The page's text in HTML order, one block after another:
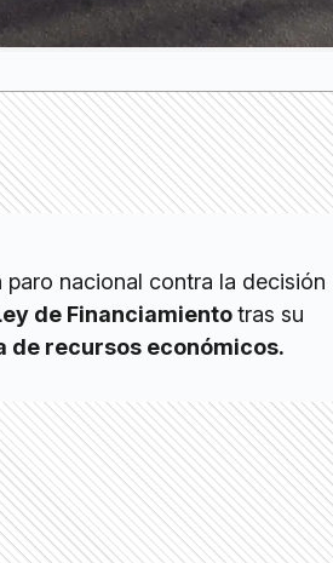
paro nacional contra la decisión
de Financiamientotras su
de recursos económicos.